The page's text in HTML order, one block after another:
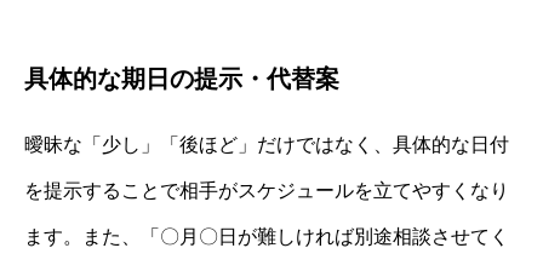
具体的な期日の提示・代替案
曖昧な「少し」「後ほど」だけではなく、具体的な日付
を提示することで相手がスケジュールを立てやすくなり
ます。また、「〇月〇日が難しければ別途相談させてく